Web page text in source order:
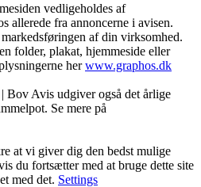
vedligeholdes af
allerede fra annoncerne i avisen.
af din virksomhed.
folder, plakat, hjemmeside eller
herwww.graphos.dk
Bov Avis udgiver også det årlige
Se mere på
at vi giver dig den bedst mulige
du fortsætter med at bruge dette site
med det. Settings